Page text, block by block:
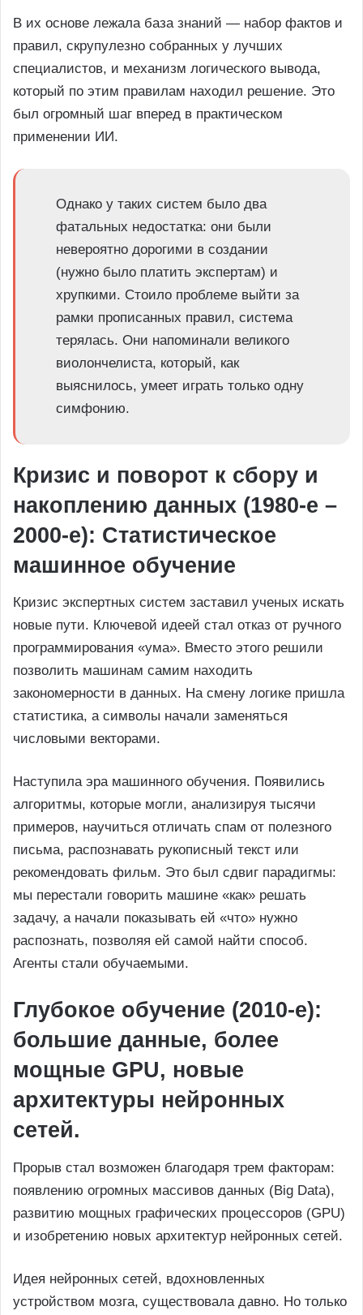
В их основе лежала база знаний — набор фактов и
правил, скрупулезно собранных у лучших
специалистов, и механизм логического вывода,
который по этим правилам находил решение. Это
был огромный шаг вперед в практическом
применении ИИ.
Однако у таких систем было два
фатальных недостатка: они были
невероятно дорогими в создании
(нужно было платить экспертам) и
хрупкими. Стоило проблеме выйти за
рамки прописанных правил, система
терялась. Они напоминали великого
виолончелиста, который, как
выяснилось, умеет играть только одну
симфонию.
Кризис и поворот к сбору и
накоплению данных (1980-е –
2000-е): Статистическое
машинное обучение
Кризис экспертных систем заставил ученых искать
новые пути. Ключевой идеей стал отказ от ручного
программирования «ума». Вместо этого решили
позволить машинам самим находить
закономерности в данных. На смену логике пришла
статистика, а символы начали заменяться
числовыми векторами.
Наступила эра машинного обучения. Появились
алгоритмы, которые могли, анализируя тысячи
примеров, научиться отличать спам от полезного
письма, распознавать рукописный текст или
рекомендовать фильм. Это был сдвиг парадигмы:
мы перестали говорить машине «как» решать
задачу, а начали показывать ей «что» нужно
распознать, позволяя ей самой найти способ.
Агенты стали обучаемыми.
Глубокое обучение (2010-е):
большие данные, более
мощные GPU, новые
архитектуры нейронных
сетей.
Прорыв стал возможен благодаря трем факторам:
появлению огромных массивов данных (Big Data),
развитию мощных графических процессоров (GPU)
и изобретению новых архитектур нейронных сетей.
Идея нейронных сетей, вдохновленных
устройством мозга, существовала давно. Но только